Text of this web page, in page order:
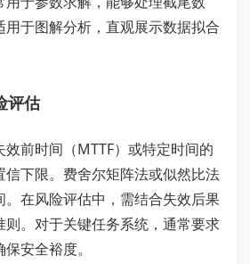
于图解分析，直观展示数据拟合
评估
前时间（MTTF）或特定时间的
信下限。费舍尔矩阵法或似然比法
。在风险评估中，需结合失效后果
则。对于关键任务系统，通常要求
安全裕度。